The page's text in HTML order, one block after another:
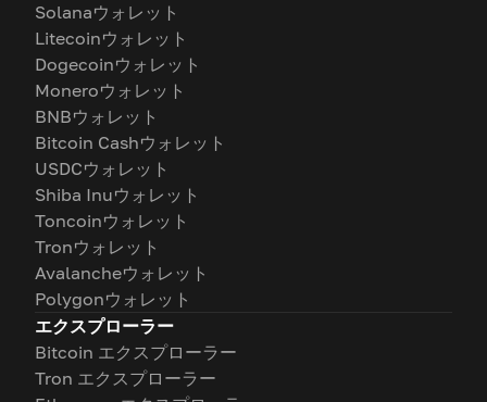
Solanaウォレット
Litecoinウォレット
Dogecoinウォレット
Moneroウォレット
BNBウォレット
Bitcoin Cashウォレット
USDCウォレット
Shiba Inuウォレット
Toncoinウォレット
Tronウォレット
Avalancheウォレット
Polygonウォレット
エクスプローラー
Bitcoin エクスプローラー
Tron エクスプローラー